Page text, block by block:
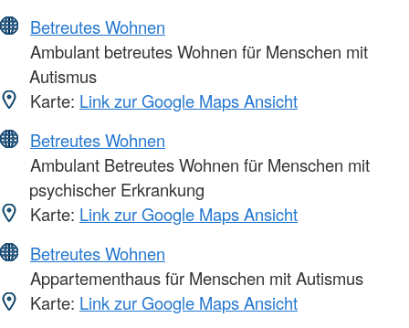
Betreutes Wohnen
Ambulant betreutes Wohnen für Menschen mit
Autismus
Karte: Link zur Google Maps Ansicht
Betreutes Wohnen
Ambulant Betreutes Wohnen für Menschen mit
psychischer Erkrankung
Karte: Link zur Google Maps Ansicht
Betreutes Wohnen
Appartementhaus für Menschen mit Autismus
Karte: Link zur Google Maps Ansicht